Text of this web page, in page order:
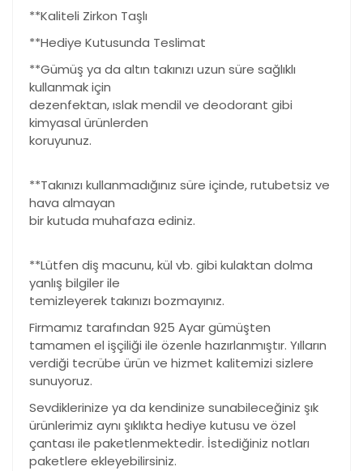
**Kaliteli Zirkon Taşlı
**Hediye Kutusunda Teslimat
**Gümüş ya da altın takınızı uzun süre sağlıklı
kullanmak için
dezenfektan, ıslak mendil ve deodorant gibi
kimyasal ürünlerden
koruyunuz.
**Takınızı kullanmadığınız süre içinde, rutubetsiz ve
hava almayan
bir kutuda muhafaza ediniz.
**Lütfen diş macunu, kül vb. gibi kulaktan dolma
yanlış bilgiler ile
temizleyerek takınızı bozmayınız.
Firmamız tarafından 925 Ayar gümüşten
tamamen el işçiliği ile özenle hazırlanmıştır. Yılların
verdiği tecrübe ürün ve hizmet kalitemizi sizlere
sunuyoruz.
Sevdiklerinize ya da kendinize sunabileceğiniz şık
ürünlerimiz aynı şıklıkta hediye kutusu ve özel
çantası ile paketlenmektedir. İstediğiniz notları
paketlere ekleyebilirsiniz.